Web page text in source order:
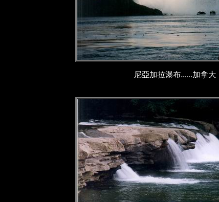
尼亞加拉瀑布......加拿大